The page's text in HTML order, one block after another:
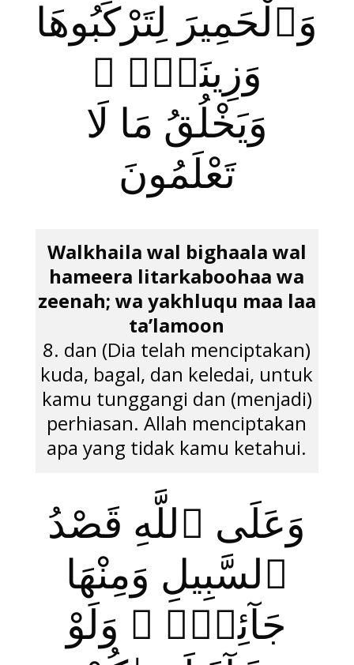
وَٱلْحَمِيرَ لِتَرْكَبُوهَا
وَزِينَةًۭ ۚ
وَيَخْلُقُ مَا لَا
تَعْلَمُونَ
Walkhaila wal bighaala wal
hameera litarkaboohaa wa
zeenah; wa yakhluqu maa laa
ta’lamoon
8. dan (Dia telah menciptakan)
kuda, bagal, dan keledai, untuk
kamu tunggangi dan (menjadi)
perhiasan. Allah menciptakan
apa yang tidak kamu ketahui.
وَعَلَى ٱللَّهِ قَصْدُ
ٱلسَّبِيلِ وَمِنْهَا
جَآئِرٌۭ ۚ وَلَوْ